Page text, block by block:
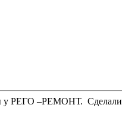
у РЕГО –РЕМОНТ. Сделали